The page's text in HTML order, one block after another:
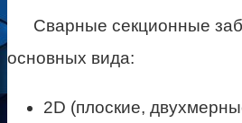
Сварные секционные
основных вида:
2D (плоские,